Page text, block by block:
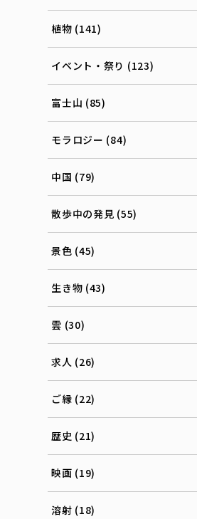
植物 (141)
イベント・祭り (123)
富士山 (85)
モラロジー (84)
中国 (79)
散歩中の発見 (55)
景色 (45)
生き物 (43)
雲 (30)
求人 (26)
ご縁 (22)
歴史 (21)
映画 (19)
溶射 (18)